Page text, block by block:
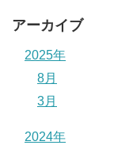
アーカイブ
2025年
8月
3月
2024年